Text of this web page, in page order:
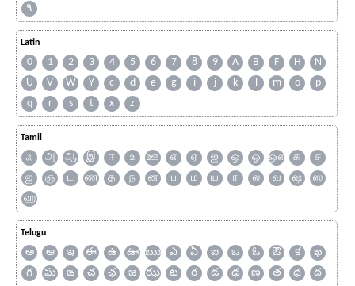
۹
Latin
0 1 2 3 4 5 6 7 8 9 A B F H
N
U
V W Y c d e g i j k l m o
p
q
r s t x z
Tamil
ஃ அ ஆ இ ஈ உ ஊ எ ஏ ஐ ஒ ஓ ஔ க
ச
ஜ
ஞ ட ண த ந ன ப ம ய ர ல வ ஷ
ஸ
ஹ
Telugu
అ ఆ ఇ ఈ ఉ ఊ ఋ ఎ ఏ ఐ ఒ ఓ ఔ క
ఖ
గ
ఘ ఙ చ ఛ జ ఝ ట ఠ డ ఢ ణ త థ
ద